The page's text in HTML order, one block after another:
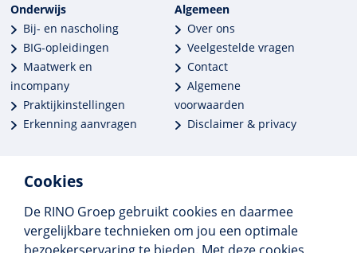
Cookies
De RINO Groep gebruikt cookies en daarmee
vergelijkbare technieken om jou een optimale
Onderwijs
Bij- en nascholing
BIG-opleidingen
Maatwerk en
incompany
Praktijkinstellingen
Erkenning aanvragen
Algemeen
Over ons
Veelgestelde vragen
Contact
Algemene
voorwaarden
Disclaimer & privacy
Meer dan 250 opleidingen
Alle BIG-opleidingen in huis